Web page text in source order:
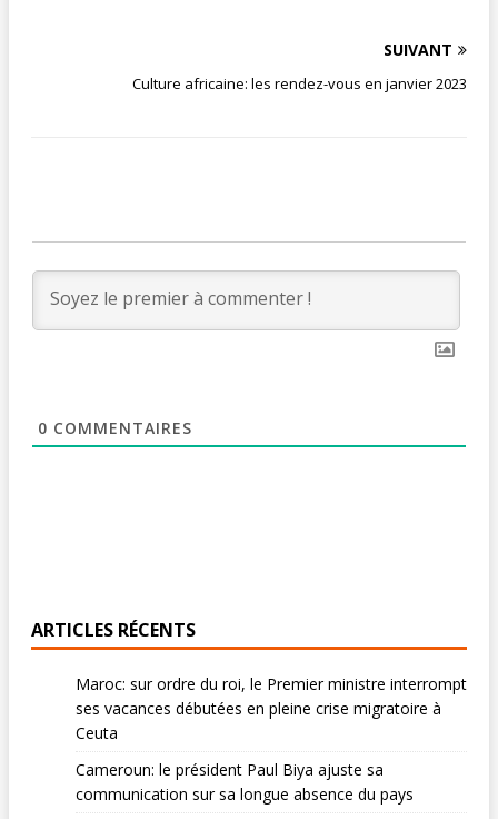
SUIVANT
Culture africaine: les rendez-vous en janvier 2023
0 COMMENTAIRES
ARTICLES RÉCENTS
Maroc: sur ordre du roi, le Premier ministre interrompt
ses vacances débutées en pleine crise migratoire à
Ceuta
Cameroun: le président Paul Biya ajuste sa
communication sur sa longue absence du pays